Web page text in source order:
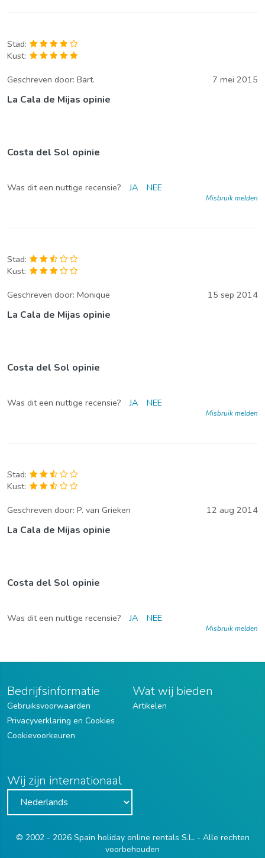
Stad:
Kust:
Geschreven door: Bart. 7 mei 2015
La Cala de Mijas opinie
Costa del Sol opinie
Was dit een nuttige recensie? JA NEE
Misbruik melden
Stad:
Kust:
Geschreven door: Monique 15 sep 2014
La Cala de Mijas opinie
Costa del Sol opinie
Was dit een nuttige recensie? JA NEE
Misbruik melden
Stad:
Kust:
Geschreven door: P. van Grieken 12 aug 2014
La Cala de Mijas opinie
Costa del Sol opinie
Was dit een nuttige recensie? JA NEE
Misbruik melden
Bedrijfsinformatie
Gebruiksvoorwaarden
Privacyverklaring en Cookies
Cookievoorkeuren
Wat wij bieden
Artikelen
Wij zijn internationaal
© 2002 - 2026 Spain holiday online rentals S.L. - Alle rechten
voorbehouden